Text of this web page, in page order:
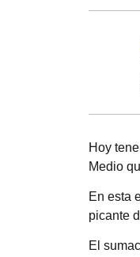
Hoy
Medio
En esta
picante
El